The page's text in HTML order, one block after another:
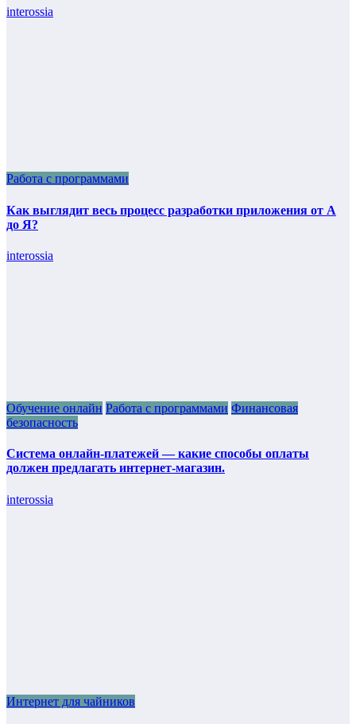
interossia
Работа с программами
Как выглядит весь процесс разработки приложения от А
до Я?
interossia
Обучение онлайн Работа с программами Финансовая
безопасность
Система онлайн-платежей — какие способы оплаты
должен предлагать интернет-магазин.
interossia
Интернет для чайников